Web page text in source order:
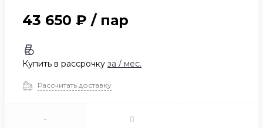
43 650 ₽ / пар
Купить в рассрочку за / мес.
Рассчитать доставку
-